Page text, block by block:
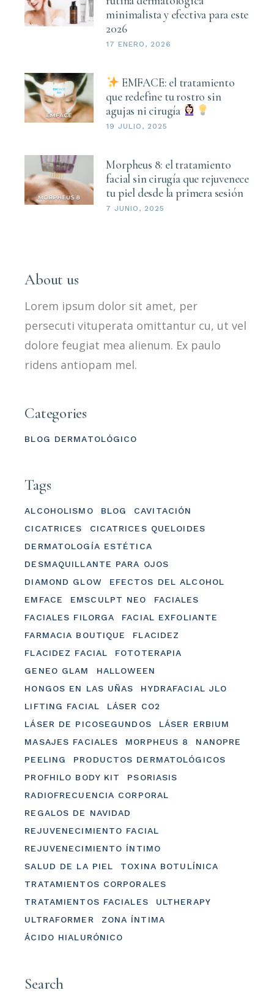
minimalista y efectiva para este
2026
17 ENERO, 2026
EMFACE: el tratamiento
que redefine tu rostro sin
agujas ni cirugía
19 JULIO, 2025
Morpheus 8: el tratamiento
facial sin cirugía que rejuvenece
tu piel desde la primera sesión
7 JUNIO, 2025
About us
Lorem ipsum dolor sit amet, per
persecuti vituperata omittantur cu, ut vel
dolore feugiat mea alienum. Ex paulo
ridens antiopam mel.
Categories
BLOG DERMATOLÓGICO
Tags
ALCOHOLISMO BLOG
CAVITACIÓN
CICATRICES
CICATRICES QUELOIDES
DERMATOLOGÍA ESTÉTICA
DESMAQUILLANTE PARA OJOS
DIAMOND GLOW
EFECTOS DEL ALCOHOL
EMFACE
EMSCULPT NEO
FACIALES
FACIALES FILORGA
FACIAL EXFOLIANTE
FARMACIA BOUTIQUE
FLACIDEZ
FLACIDEZ FACIAL
FOTOTERAPIA
GENEO GLAM
HALLOWEEN
HONGOS EN LAS UÑAS
HYDRAFACIAL JLO
LIFTING FACIAL
LÁSER CO2
LÁSER DE PICOSEGUNDOS
LÁSER ERBIUM
MASAJES FACIALES
MORPHEUS 8
NANOPRE
PEELING
PRODUCTOS DERMATOLÓGICOS
PROFHILO BODY KIT
PSORIASIS
RADIOFRECUENCIA CORPORAL
REGALOS DE NAVIDAD
REJUVENECIMIENTO FACIAL
REJUVENECIMIENTO ÍNTIMO
SALUD DE LA PIEL
TOXINA BOTULÍNICA
TRATAMIENTOS CORPORALES
TRATAMIENTOS FACIALES
ULTHERAPY
ULTRAFORMER
ZONA ÍNTIMA
ÁCIDO HIALURÓNICO
Search